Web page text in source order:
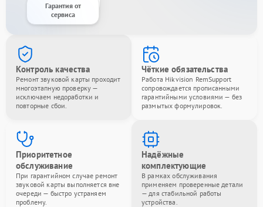
Гарантия от
сервиса
Контроль качества
Ремонт звуковой карты проходит
многоэтапную проверку —
исключаем недоработки и
повторные сбои.
Чёткие обязательства
Работа Hikvision RemSupport
сопровождается прописанными
гарантийными условиями — без
размытых формулировок.
Приоритетное
обслуживание
При гарантийном случае ремонт
звуковой карты выполняется вне
очереди — быстро устраняем
проблему.
Надёжные
комплектующие
В рамках обслуживания
применяем проверенные детали
— для стабильной работы
устройства.